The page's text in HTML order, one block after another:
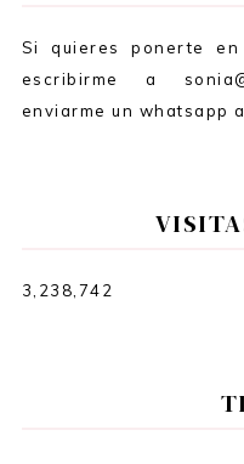
Si quieres ponerte en
escribirme a
enviarme un whatsapp
3,238,742